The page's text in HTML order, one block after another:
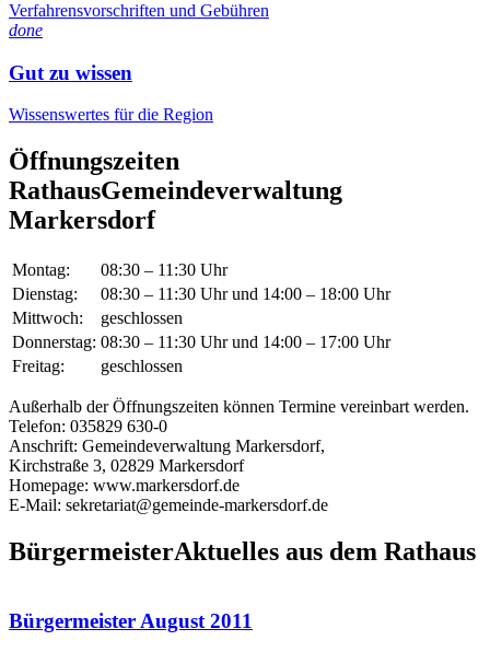
Verfahrensvorschriften und Gebühren
done
Gut zu wissen
Wissenswertes für die Region
Öffnungszeiten
RathausGemeindeverwaltung
Markersdorf
Montag:
08:30 – 11:30 Uhr
Dienstag:
08:30 – 11:30 Uhr und 14:00 – 18:00 Uhr
Mittwoch:
geschlossen
Donnerstag: 08:30 – 11:30 Uhr und 14:00 – 17:00 Uhr
Freitag:
geschlossen
Außerhalb der Öffnungszeiten können Termine vereinbart werden.
Telefon: 035829 630-0
Anschrift: Gemeindeverwaltung Markersdorf,
Kirchstraße 3, 02829 Markersdorf
Homepage: www.markersdorf.de
E-Mail: sekretariat@gemeinde-markersdorf.de
BürgermeisterAktuelles aus dem Rathaus
Bürgermeister August 2011